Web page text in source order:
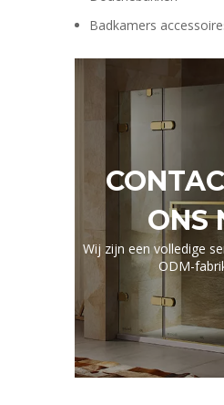
Badkamers
ONS
Wij zijn een volledige
ODM-